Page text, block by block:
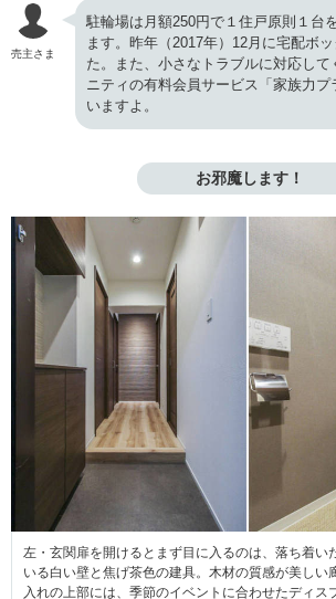
売主さま
駐輪場は月額250円で１住戸原則１台
ます。昨年（2017年）12月に宅配ボ
た。また、小さなトラブルに対応して
ニティの有料会員サービス「家族力プ
いますよ。
お邪魔します！
左・玄関扉を開けるとまず目に入るのは、落ち着い
いる白い壁と焦げ茶色の建具。木材の質感が美しい
入れの上部には、季節のイベントに合わせたディス